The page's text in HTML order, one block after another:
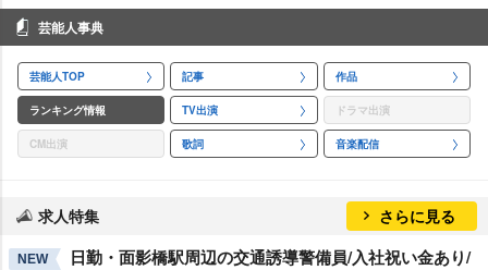
芸能人事典
芸能人TOP 記事 作品
ランキング情報 TV出演 ドラマ出演
CM出演 歌詞 音楽配信
求人特集 さらに見る
NEW
日勤・面影橋駅周辺の交通誘導警備員/入社祝い金あり/